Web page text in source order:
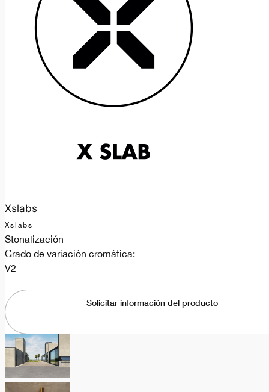
Xslabs
Xslabs
Stonalización
Grado de variación cromática:
V2
Solicitar información del producto